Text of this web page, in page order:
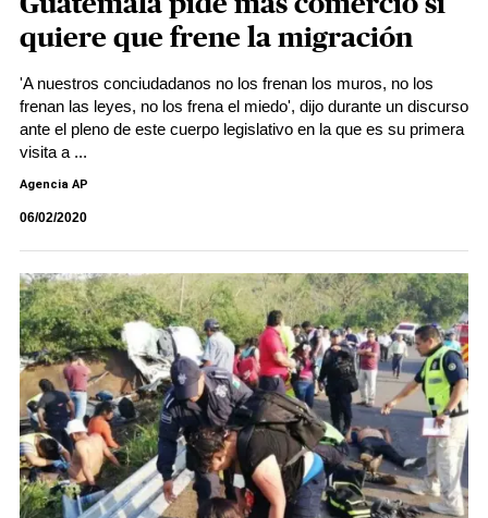
quiere que frene la migración
'A nuestros conciudadanos no los frenan los muros, no los
frenan las leyes, no los frena el miedo', dijo durante un discurso
ante el pleno de este cuerpo legislativo en la que es su primera
visita a ...
Agencia AP
06/02/2020